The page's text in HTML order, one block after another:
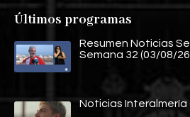
Últimos programas
Resumen Noticias
Semana 32 (03/08/
Noticias Interalmería